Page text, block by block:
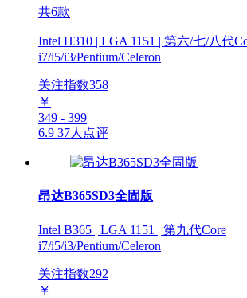
共6款
Intel H310 | LGA 1151 | 第六/七/八代
i7/i5/i3/Pentium/Celeron
关注指数358
￥
349 - 399
6.9 37人点评
昂达B365SD3全固版
Intel B365 | LGA 1151 | 第九代Core
i7/i5/i3/Pentium/Celeron
关注指数292
￥